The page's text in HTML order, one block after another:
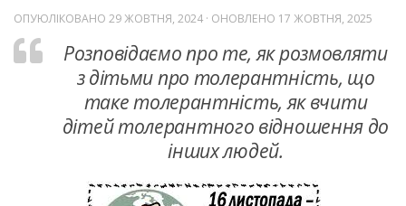
ОПУЮЛІКОВАНО 29 ЖОВТНЯ, 2024 · ОНОВЛЕНО 17 ЖОВТНЯ, 2025
Розповідаємо про те, як розмовляти
з дітьми про толерантність, що
таке толерантність, як вчити
дітей толерантного відношення до
інших людей.